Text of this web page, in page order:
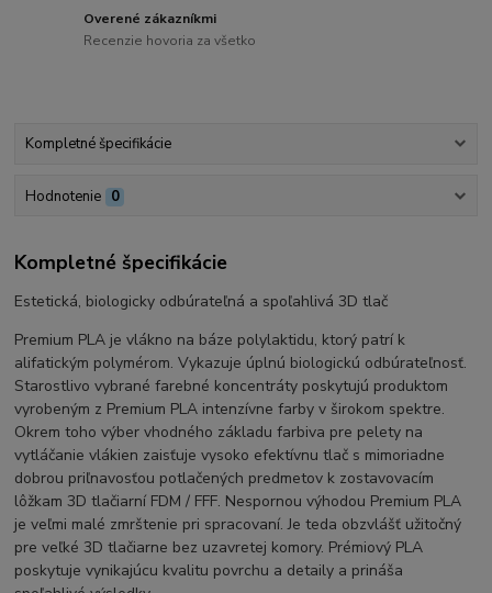
Overené zákazníkmi
Recenzie hovoria za všetko
Kompletné špecifikácie
Hodnotenie 0
Kompletné špecifikácie
Estetická, biologicky odbúrateľná a spoľahlivá 3D tlač
Premium PLA je vlákno na báze polylaktidu, ktorý patrí k
alifatickým polymérom. Vykazuje úplnú biologickú odbúrateľnosť.
Starostlivo vybrané farebné koncentráty poskytujú produktom
vyrobeným z Premium PLA intenzívne farby v širokom spektre.
Okrem toho výber vhodného základu farbiva pre pelety na
vytláčanie vlákien zaisťuje vysoko efektívnu tlač s mimoriadne
dobrou priľnavosťou potlačených predmetov k zostavovacím
lôžkam 3D tlačiarní FDM / FFF. Nespornou výhodou Premium PLA
je veľmi malé zmrštenie pri spracovaní. Je teda obzvlášť užitočný
pre veľké 3D tlačiarne bez uzavretej komory. Prémiový PLA
poskytuje vynikajúcu kvalitu povrchu a detaily a prináša